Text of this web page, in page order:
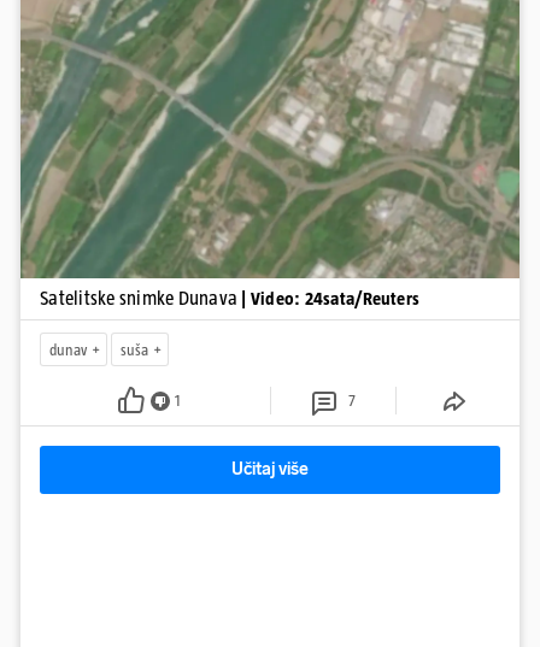
Rumunjske i Bugarske. Snimke je tijekom ljeta 2025. i 2026.
zabilježio satelit Sentinel-2 u sklopu programa Europske unije
Copernicus.
Pokretanje videa...
Satelitske snimke Dunava | Video: 24sata/Reuters
dunav suša
1 7
Učitaj više